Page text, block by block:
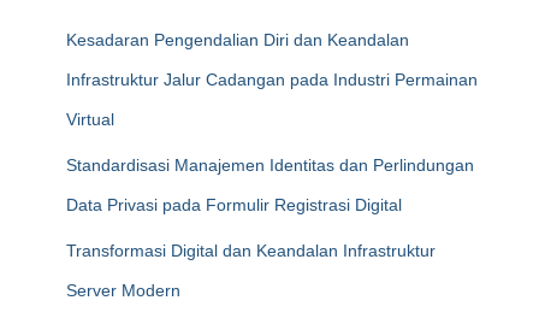
Kesadaran Pengendalian Diri dan Keandalan
Infrastruktur Jalur Cadangan pada Industri Permainan
Virtual
Standardisasi Manajemen Identitas dan Perlindungan
Data Privasi pada Formulir Registrasi Digital
Transformasi Digital dan Keandalan Infrastruktur
Server Modern